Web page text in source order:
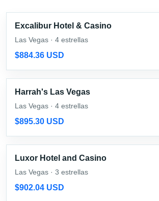
Excalibur Hotel & Casino
Las Vegas · 4 estrellas
$884.36 USD
Harrah's Las Vegas
Las Vegas · 4 estrellas
$895.30 USD
Luxor Hotel and Casino
Las Vegas · 3 estrellas
$902.04 USD